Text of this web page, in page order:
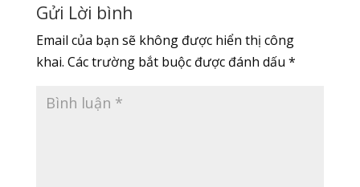
Gửi Lời bình
Email của bạn sẽ không được hiển thị công
khai. Các trường bắt buộc được đánh dấu *